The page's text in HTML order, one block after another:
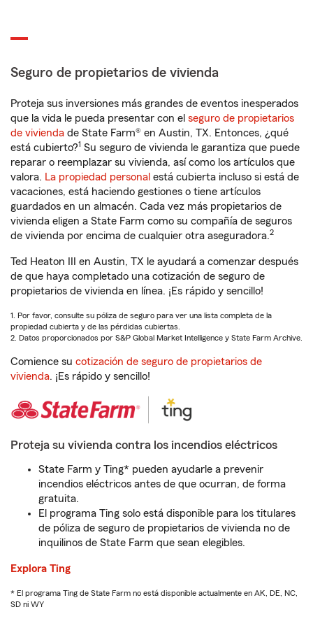
Seguro de propietarios de vivienda
Proteja sus inversiones más grandes de eventos inesperados
que la vida le pueda presentar con el seguro de propietarios
de vivienda de State Farm® en Austin, TX. Entonces, ¿qué
está cubierto?1 Su seguro de vivienda le garantiza que puede
reparar o reemplazar su vivienda, así como los artículos que
valora. La propiedad personal está cubierta incluso si está de
vacaciones, está haciendo gestiones o tiene artículos
guardados en un almacén. Cada vez más propietarios de
vivienda eligen a State Farm como su compañía de seguros
de vivienda por encima de cualquier otra aseguradora.2
Ted Heaton III en Austin, TX le ayudará a comenzar después
de que haya completado una cotización de seguro de
propietarios de vivienda en línea. ¡Es rápido y sencillo!
1. Por favor, consulte su póliza de seguro para ver una lista completa de la
propiedad cubierta y de las pérdidas cubiertas.
2. Datos proporcionados por S&P Global Market Intelligence y State Farm Archive.
Comience su cotización de seguro de propietarios de
vivienda. ¡Es rápido y sencillo!
Proteja su vivienda contra los incendios eléctricos
State Farm y Ting* pueden ayudarle a prevenir
incendios eléctricos antes de que ocurran, de forma
gratuita.
El programa Ting solo está disponible para los titulares
de póliza de seguro de propietarios de vivienda no de
inquilinos de State Farm que sean elegibles.
Explora Ting
* El programa Ting de State Farm no está disponible actualmente en AK, DE, NC,
SD ni WY